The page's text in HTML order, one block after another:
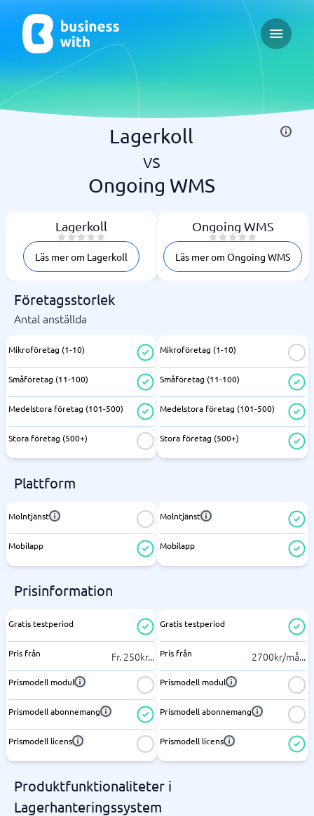
Open
Lagerkoll
vs
Ongoing WMS
Lagerkoll
Läs mer om Lagerkoll
Ongoing WMS
Läs mer om Ongoing WMS
Företagsstorlek
Antal anställda
Mikroföretag (1-10)
Småföretag (11-100)
Medelstora företag (101-500)
Stora företag (500+)
Mikroföretag (1-10)
Småföretag (11-100)
Medelstora företag (101-500)
Stora företag (500+)
Plattform
Molntjänst
Mobilapp
Molntjänst
Mobilapp
Prisinformation
Gratis testperiod
Pris från Fr. 250kr...
Prismodell modul
Prismodell abonnemang
Prismodell licens
Gratis testperiod
Pris från 2700kr/må...
Prismodell modul
Prismodell abonnemang
Prismodell licens
Produktfunktionaliteter i
Lagerhanteringssystem